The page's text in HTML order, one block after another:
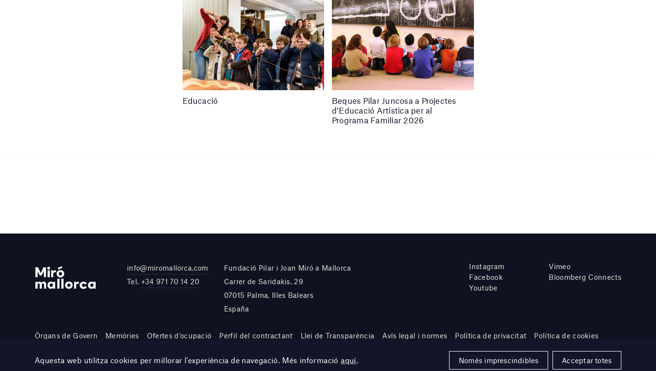
Educació
Beques Pilar Juncosa a Projectes
d’Educació Artística per al
Programa Familiar 2026
info@miromallorca.com
Tel. +34 971 70 14 20
Fundació Pilar i Joan Miró a Mallorca
Carrer de Saridakis, 29
07015 Palma, Illes Balears
España
Instagram
Facebook
Youtube
Vimeo
Bloomberg Connects
Òrgans de Govern Memòries Ofertes d’ocupació Perfil del contractant Llei de Transparència Avís legal i normes Política de privacitat Política de cookies
Site by DOMO—A
Aquesta web utilitza cookies per millorar l’experiència de navegació. Més informacióaquí. Només imprescindibles Acceptar totes